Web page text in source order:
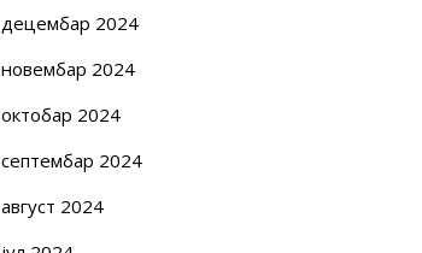
децембар 2024
новембар 2024
октобар 2024
септембар 2024
август 2024